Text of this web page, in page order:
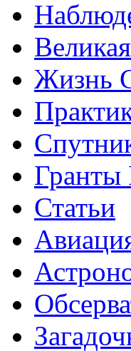
Жизнь
Статьи